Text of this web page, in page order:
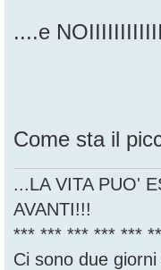
....e
Come sta il
...LA VITA PUO'
AVANTI!!!
*** *** *** *** ***
Ci sono due